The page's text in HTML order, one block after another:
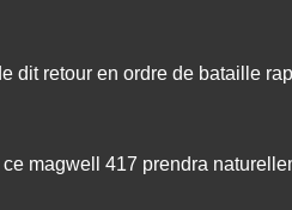
dit retour en ordre de bataille
magwell 417 prendra